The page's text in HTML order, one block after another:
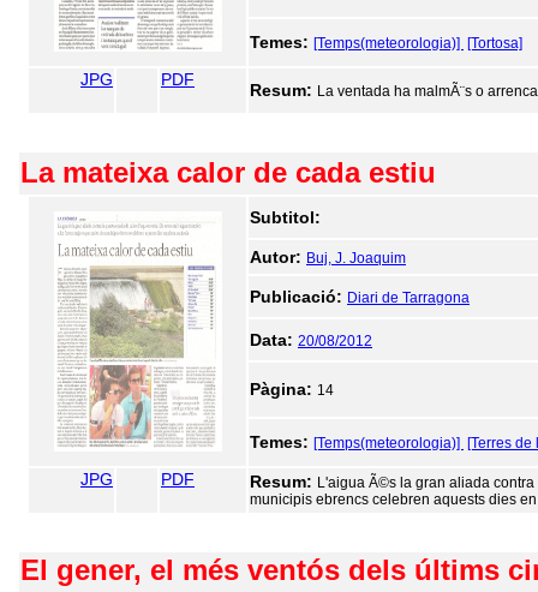
Temes: [Temps(meteorologia)] [Tortosa]
JPG PDF
Resum: La ventada ha malmÃ¨s o
La mateixa calor de cada estiu
Subtitol:
Autor: Buj, J. Joaquim
Publicació: Diari de Tarragona
Data: 20/08/2012
Pàgina: 14
Temes: [Temps(meteorologia)] [Terres de
JPG PDF Resum: L'aigua Ã©s la gran aliada
municipis ebrencs celebren aquests dies
El gener, el més ventós dels últims